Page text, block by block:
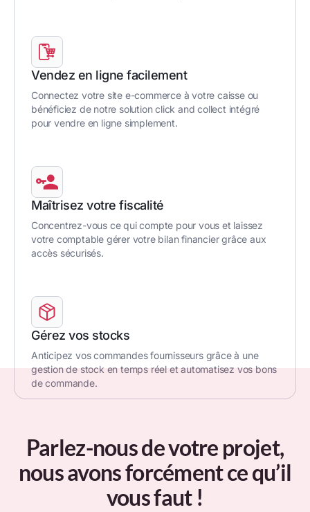
Vendez en ligne facilement
Connectez votre site e-commerce à votre caisse ou
bénéficiez de notre solution click and collect intégré
pour vendre en ligne simplement.
Maîtrisez votre fiscalité
Concentrez-vous ce qui compte pour vous et laissez
votre comptable gérer votre bilan financier grâce aux
accès sécurisés.
Gérez vos stocks
Anticipez vos commandes fournisseurs grâce à une
gestion de stock en temps réel et automatisez vos bons
de commande.
Parlez-nous de votre projet,
nous avons forcément ce qu’il
vous faut !